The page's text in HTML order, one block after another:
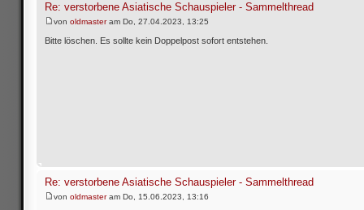
Re: verstorbene Asiatische Schauspieler - Sammelthread
von oldmasteram Do, 27.04.2023, 13:25
Bitte löschen. Es sollte kein Doppelpost sofort entstehen.
Re: verstorbene Asiatische Schauspieler - Sammelthread
von oldmasteram Do, 15.06.2023, 13:16